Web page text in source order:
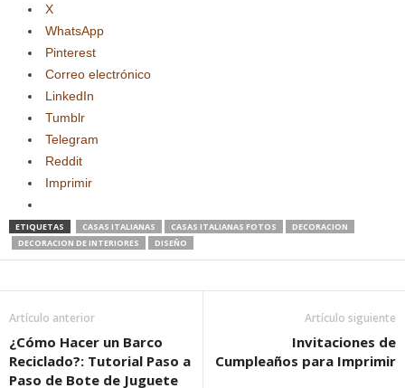
X
WhatsApp
Pinterest
Correo electrónico
LinkedIn
Tumblr
Telegram
Reddit
Imprimir
ETIQUETAS CASAS ITALIANAS CASAS ITALIANAS FOTOS
DECORACION
DECORACION DE INTERIORES
DISEÑO
Artículo anterior
¿Cómo Hacer un Barco
Reciclado?: Tutorial Paso a
Paso de Bote de Juguete
Artículo siguiente
Invitaciones de
Cumpleaños para Imprimir